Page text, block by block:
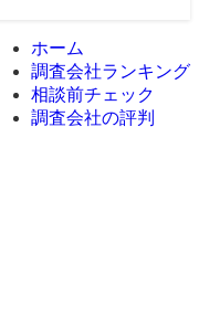
ホーム
調査会社ランキング
相談前チェック
調査会社の評判